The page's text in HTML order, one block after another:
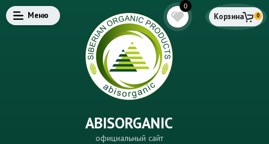
Меню
ABISORGANIC
официальный сайт
0
0
Корзина